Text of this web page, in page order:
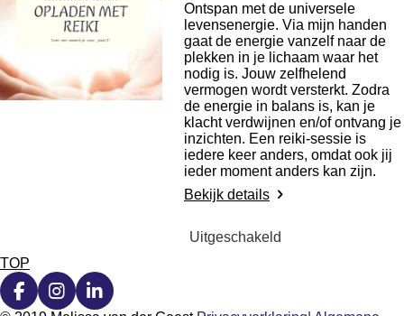
Ontspan met de universele
levensenergie. Via mijn handen
gaat de energie vanzelf naar de
plekken in je lichaam waar het
nodig is. Jouw zelfhelend
vermogen wordt versterkt. Zodra
de energie in balans is, kan je
klacht verdwijnen en/of ontvang je
inzichten. Een reiki-sessie is
iedere keer anders, omdat ook jij
ieder moment anders kan zijn.
Bekijk details
Uitgeschakeld
TOP
F
I
L